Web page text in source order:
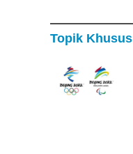
Topik Khusus